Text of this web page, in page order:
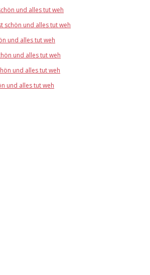
und alles tut weh
schön und alles tut weh
und alles tut weh
und alles tut weh
und alles tut weh
und alles tut weh